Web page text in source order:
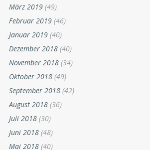
März 2019 (49)
Februar 2019 (46)
Januar 2019 (40)
Dezember 2018 (40)
November 2018 (34)
Oktober 2018 (49)
September 2018 (42)
August 2018 (36)
Juli 2018 (30)
Juni 2018 (48)
Mai 2018 (40)